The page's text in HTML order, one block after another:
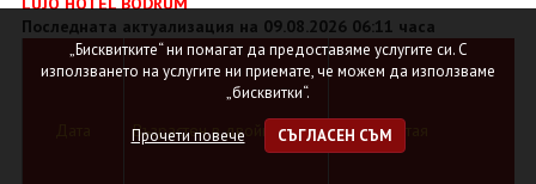
Последната актуализация на 09.08.2026 06:11 часа
Възрастен в двойна стая Двойна стая
„Бисквитките“ ни помагат да предоставяме услугите си. С
използването на услугите ни приемате, че можем да използваме
„бисквитки“.
Прочети повече СЪГЛАСЕН СЪМ